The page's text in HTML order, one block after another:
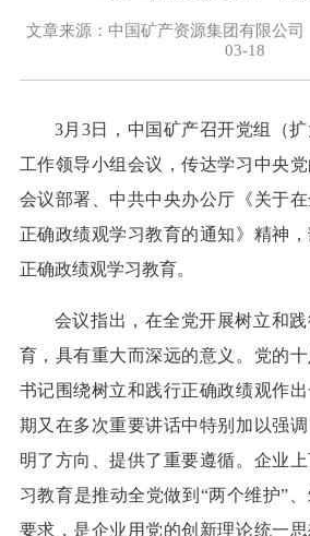
文章来源：中国矿产资源集团有限
03-18
3月3日，中国矿产召开党组（
工作领导小组会议，传达学习中央
会议部署、中共中央办公厅《关于
正确政绩观学习教育的通知》精神
正确政绩观学习教育。
会议指出，在全党开展树立和
育，具有重大而深远的意义。党的
书记围绕树立和践行正确政绩观作
期又在多次重要讲话中特别加以强
明了方向、提供了重要遵循。企业
习教育是推动全党做到“两个维护”
要求，是企业用党的创新理论统一